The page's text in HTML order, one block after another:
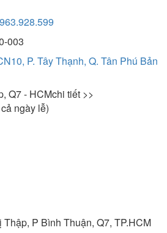
003
P. Tây Thạnh, Q. Tân Phú Bản
Q7 - HCMchi tiết >>
cả ngày lễ)
P Bình Thuận, Q7, TP.HCM